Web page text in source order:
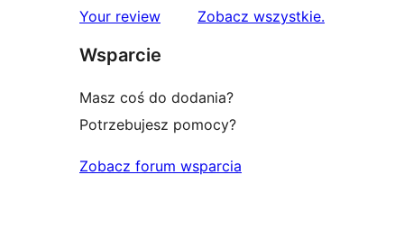
1-
Your review Zobacz wszystkierecenzje
.
Wsparcie
Masz coś do dodania?
Potrzebujesz pomocy?
Zobacz forum wsparcia